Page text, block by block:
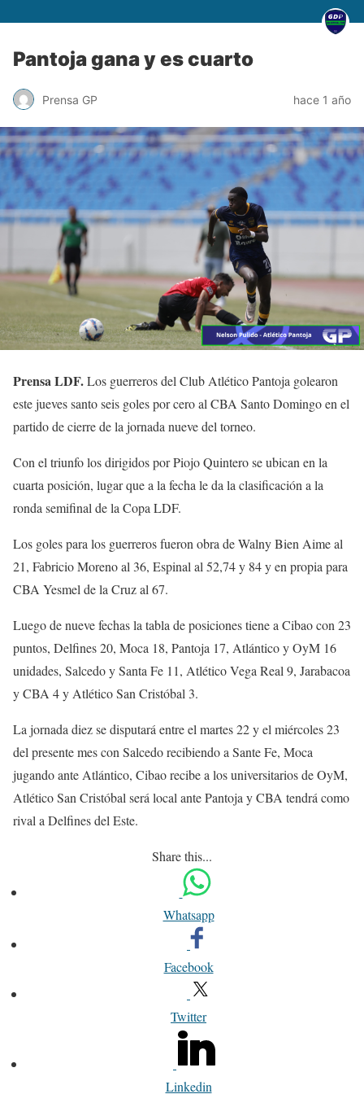
Pantoja gana y es cuarto
Prensa GP hace 1 año
Prensa LDF.Los guerreros del Club Atlético Pantoja golearon
este jueves santo seis goles por cero al CBA Santo Domingo en el
partido de cierre de la jornada nueve del torneo.
Con el triunfo los dirigidos por Piojo Quintero se ubican en la
cuarta posición, lugar que a la fecha le da la clasificación a la
ronda semifinal de la Copa LDF.
Los goles para los guerreros fueron obra de Walny Bien Aime al
21, Fabricio Moreno al 36, Espinal al 52,74 y 84 y en propia para
CBA Yesmel de la Cruz al 67.
Luego de nueve fechas la tabla de posiciones tiene a Cibao con 23
puntos, Delfines 20, Moca 18, Pantoja 17, Atlántico y OyM 16
unidades, Salcedo y Santa Fe 11, Atlético Vega Real 9, Jarabacoa
y CBA 4 y Atlético San Cristóbal 3.
La jornada diez se disputará entre el martes 22 y el miércoles 23
del presente mes con Salcedo recibiendo a Sante Fe, Moca
jugando ante Atlántico, Cibao recibe a los universitarios de OyM,
Atlético San Cristóbal será local ante Pantoja y CBA tendrá como
rival a Delfines del Este.
Share this...
Whatsapp
Facebook
Twitter
Linkedin